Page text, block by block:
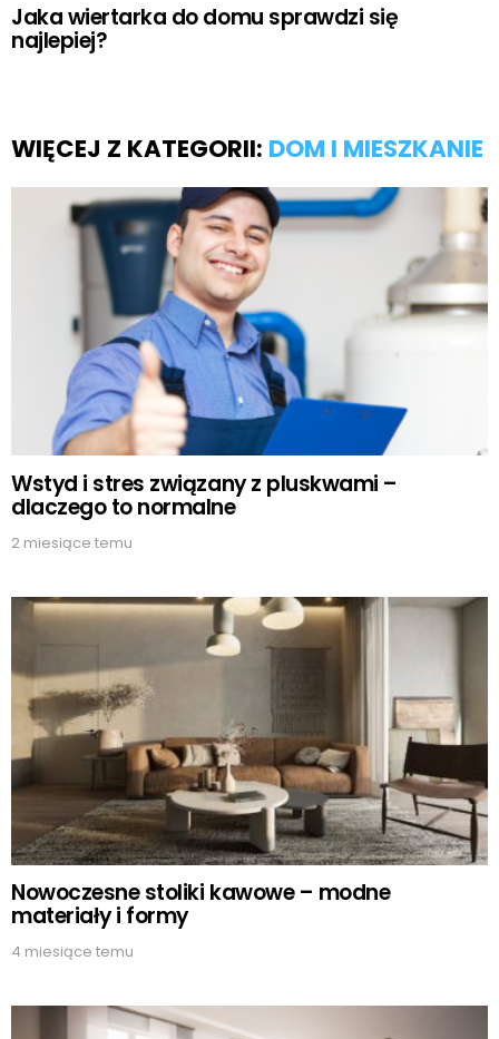
Jaka wiertarka do domu sprawdzi się
najlepiej?
WIĘCEJ Z KATEGORII: DOM I MIESZKANIE
Wstyd i stres związany z pluskwami –
dlaczego to normalne
2 miesiące temu
Nowoczesne stoliki kawowe – modne
materiały i formy
4 miesiące temu